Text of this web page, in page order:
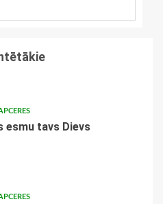
esmu tavs Dievs